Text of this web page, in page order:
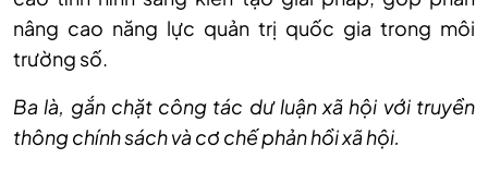
nâng cao năng lực quản trị quốc gia trong môi
trường số.
Ba là, gắn chặt công tác dư luận xã hội với truyền
thông chính sách và cơ chế phản hồi xã hội.